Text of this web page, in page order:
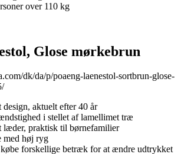
over 110 kg
Glose mørkebrun
dk/da/p/poaeng-laenestol-sortbrun-glose-
aktuelt efter 40 år
i stellet af lamellimet træ
praktisk til børnefamilier
med høj ryg
forskellige betræk for at ændre udtrykket